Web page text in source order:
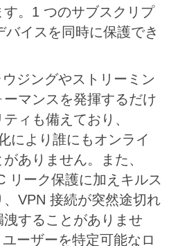
。1 つのサブスクリプ
イスを同時に保護でき
ジングやストリーミン
マンスを発揮するだけ
ィも備えており、
により誰にもオンライ
ありません。また、
リーク保護に加えキルス
VPN 接続が突然途切れ
することがありませ
ーザーを特定可能なロ